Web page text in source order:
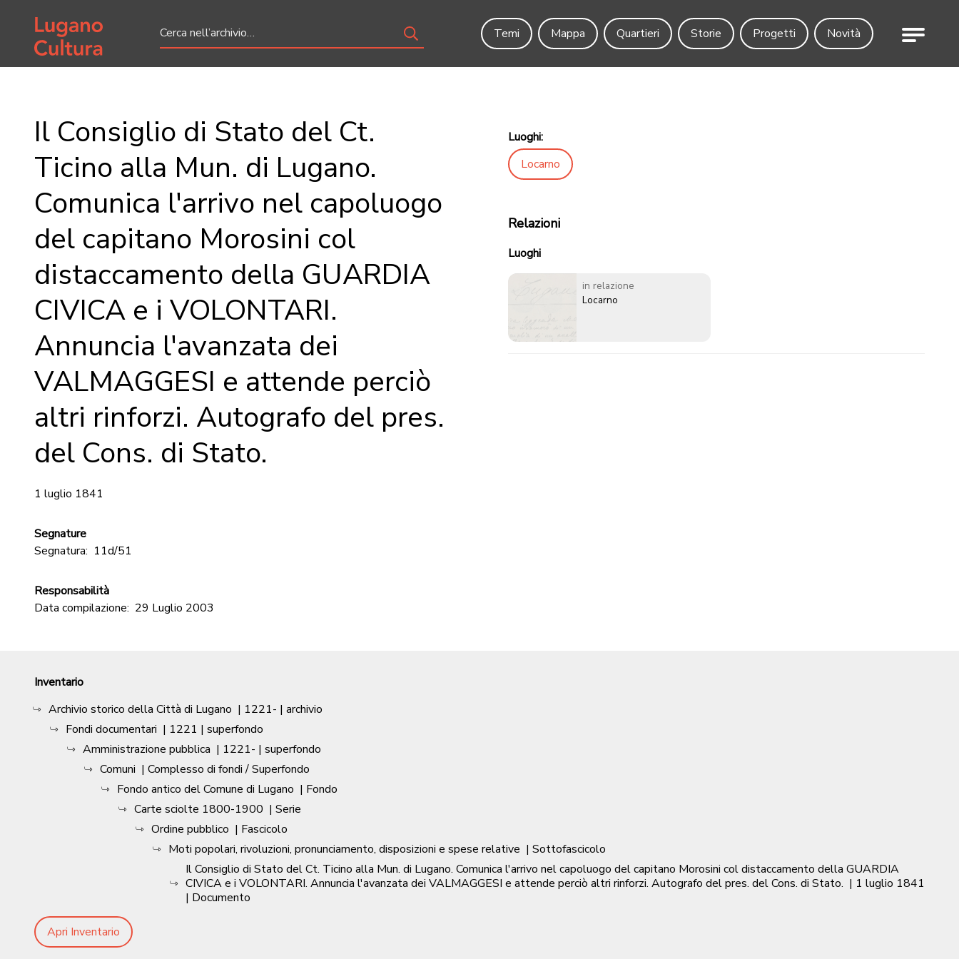
Home page
Temi
Mappa Quartieri Storie Progetti Novità Menu
Il Consiglio di Stato del Ct.
Ticino alla Mun. di Lugano.
Comunica l'arrivo nel capoluogo
del capitano Morosini col
distaccamento della GUARDIA
CIVICA e i VOLONTARI.
Annuncia l'avanzata dei
VALMAGGESI e attende perciò
altri rinforzi. Autografo del pres.
del Cons. di Stato.
1 luglio 1841
Segnature
Segnatura: 11d/51
Responsabilità
Data compilazione: 29 Luglio 2003
Luoghi:
Locarno
Relazioni
Luoghi
in relazione
Locarno
Inventario
Archivio storico della Città di Lugano | 1221- | archivio
Fondi documentari | 1221 | superfondo
Amministrazione pubblica | 1221- | superfondo
Comuni | Complesso di fondi / Superfondo
Fondo antico del Comune di Lugano | Fondo
Carte sciolte 1800-1900 | Serie
Ordine pubblico | Fascicolo
Moti popolari, rivoluzioni, pronunciamento, disposizioni e spese relative | Sottofascicolo
Il Consiglio di Stato del Ct. Ticino alla Mun. di Lugano. Comunica l'arrivo nel capoluogo del capitano Morosini col distaccamento della GUARDIA
CIVICA e i VOLONTARI. Annuncia l'avanzata dei VALMAGGESI e attende perciò altri rinforzi. Autografo del pres. del Cons. di Stato. | 1 luglio 1841
| Documento
Apri Inventario